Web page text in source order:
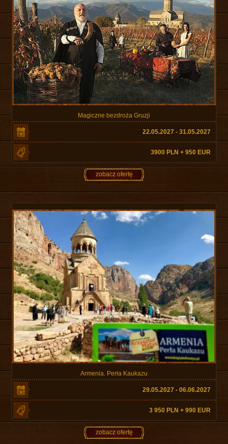
Magiczne bezdroża Gruzji
22.05.2027 - 31.05.2027
3900 PLN + 950 EUR
zobacz ofertę
Armenia. Perła Kaukazu
29.05.2027 - 06.06.2027
3 950 PLN + 990 EUR
zobacz ofertę